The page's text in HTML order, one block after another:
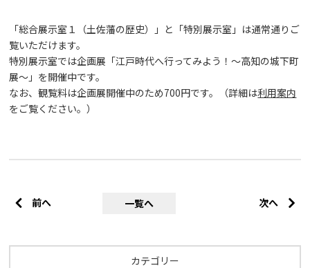
「総合展示室１（土佐藩の歴史）」と「特別展示室」は通常通りご
覧いただけます。
特別展示室では企画展「江戸時代へ行ってみよう！～高知の城下町
展～」を開催中です。
なお、観覧料は企画展開催中のため700円です。（詳細は利用案内
をご覧ください。）
前へ 一覧へ 次へ
カテゴリー